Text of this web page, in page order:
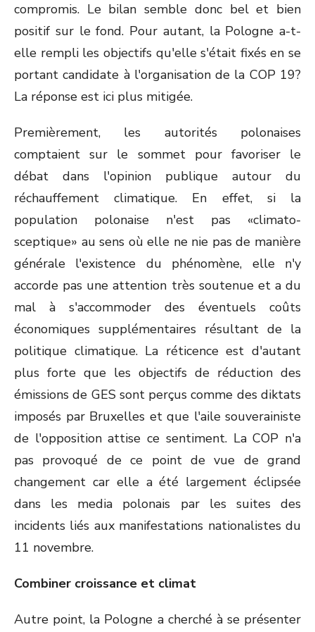
compromis. Le bilan semble donc bel et bien
positif sur le fond. Pour autant, la Pologne a-t-
elle rempli les objectifs qu'elle s'était fixés en se
portant candidate à l'organisation de la COP 19?
La réponse est ici plus mitigée.
Premièrement, les autorités polonaises
comptaient sur le sommet pour favoriser le
débat dans l'opinion publique autour du
réchauffement climatique. En effet, si la
population polonaise n'est pas «climato-
sceptique» au sens où elle ne nie pas de manière
générale l'existence du phénomène, elle n'y
accorde pas une attention très soutenue et a du
mal à s'accommoder des éventuels coûts
économiques supplémentaires résultant de la
politique climatique. La réticence est d'autant
plus forte que les objectifs de réduction des
émissions de GES sont perçus comme des diktats
imposés par Bruxelles et que l'aile souverainiste
de l'opposition attise ce sentiment. La COP n'a
pas provoqué de ce point de vue de grand
changement car elle a été largement éclipsée
dans les media polonais par les suites des
incidents liés aux manifestations nationalistes du
11 novembre.
Combiner croissance et climat
Autre point, la Pologne a cherché à se présenter